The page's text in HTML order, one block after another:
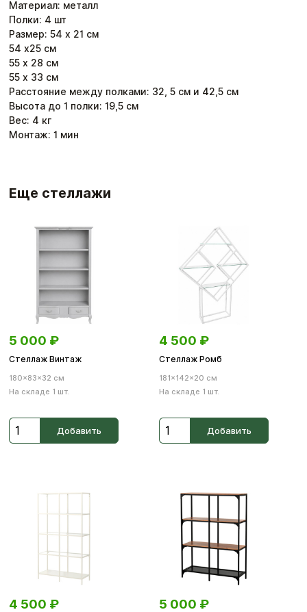
Материал: металл
Полки: 4 шт
Размер: 54 х 21 см
54 х25 см
55 х 28 см
55 х 33 см
Расстояние между полками: 32, 5 см и 42,5 см
Высота до 1 полки: 19,5 см
Вес: 4 кг
Монтаж: 1 мин
Еще стеллажи
5 000 ₽
Стеллаж Винтаж
180×83×32 см
На складе 1 шт.
Добавить
4 500 ₽
Стеллаж Ромб
181×142×20 см
На складе 1 шт.
Добавить
4 500 ₽ 5 000 ₽